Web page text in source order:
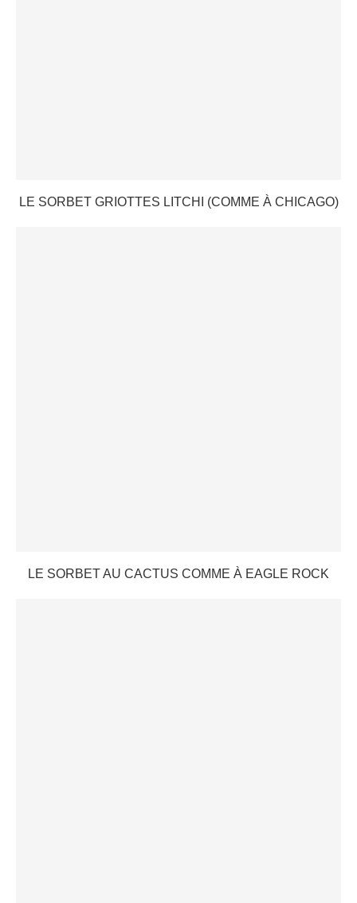
LE SORBET GRIOTTES LITCHI (COMME À CHICAGO)
LE SORBET AU CACTUS COMME À EAGLE ROCK